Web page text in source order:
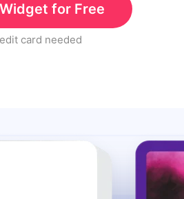
for Free
card needed